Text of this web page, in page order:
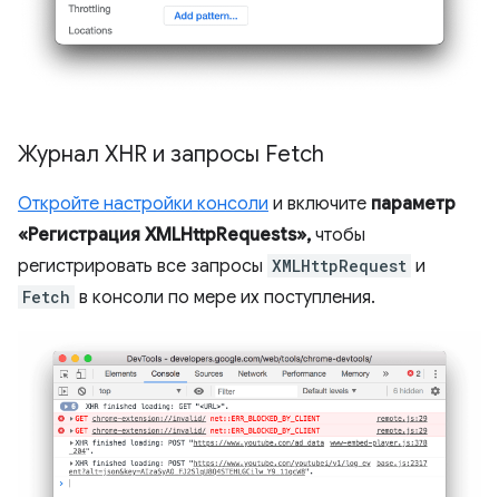
Журнал XHR и запросы Fetch
Откройте настройки консоли и включите параметр
«Регистрация XMLHttpRequests», чтобы
регистрировать все запросы XMLHttpRequest и
Fetch в консоли по мере их поступления.